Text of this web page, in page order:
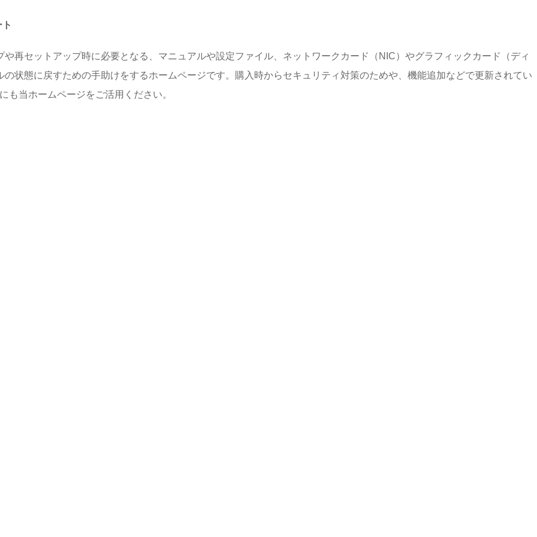
再セットアップ時に必要となる、マニュアルや設定ファイル、ネットワークカード（NIC）やグラフィックカード（ディ
状態に戻すための手助けをするホームページです。購入時からセキュリティ対策のためや、機能追加などで更新されてい
も当ホームページをご活用ください。